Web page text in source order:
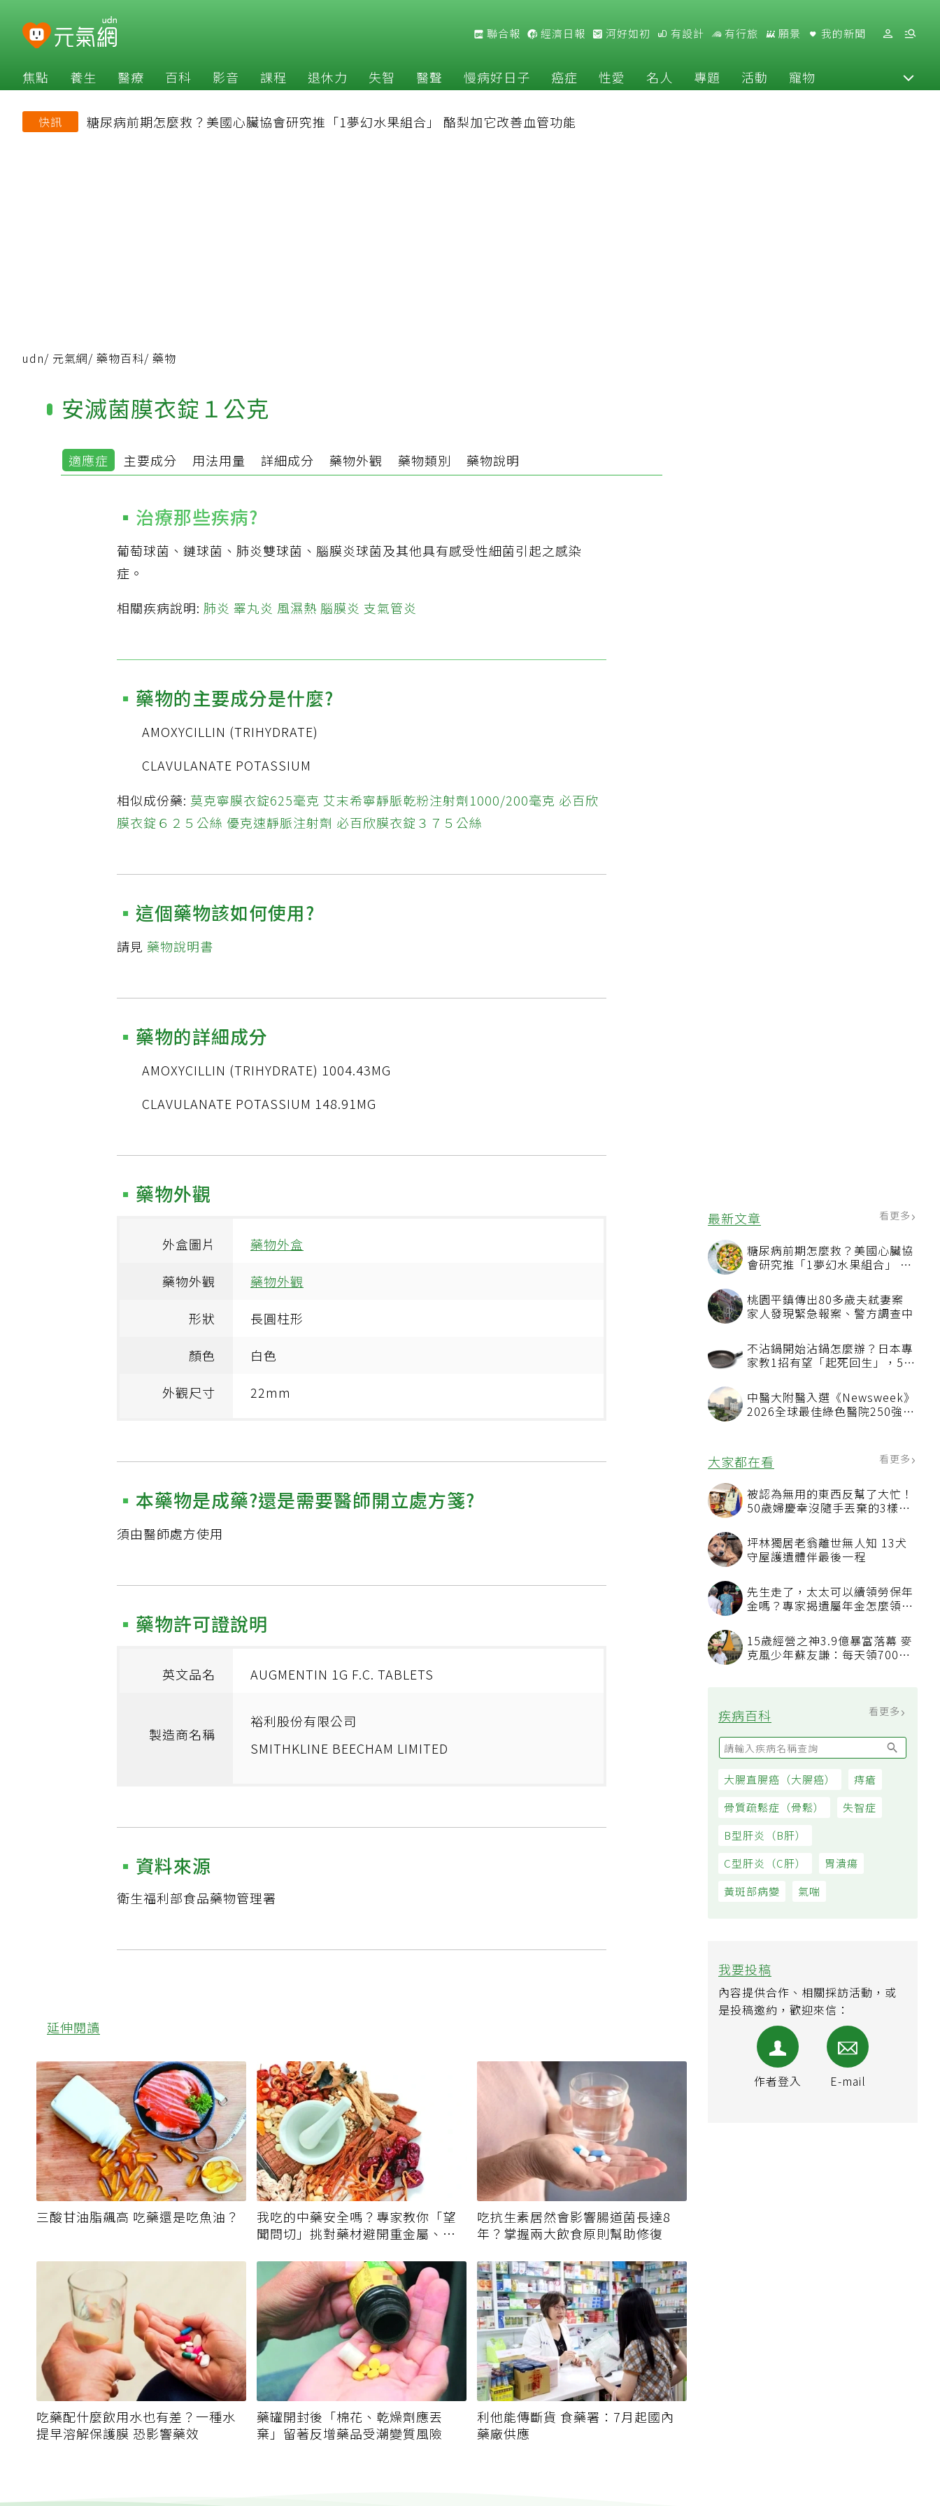
聯合報 經濟日報 河好如初 有設計 有行旅 願景 我的新聞
焦點 養生 醫療 百科 影音 課程 退休力 失智 醫聲 慢病好日子 癌症 性愛 名人 專題 活動 寵物
快訊 糖尿病前期怎麼救？美國心臟協會研究推「1夢幻水果組合」 酪梨加它改善血管功能
最新文章 看更多
糖尿病前期怎麼救？美國心臟協
會研究推「1夢幻水果組合」 酪
桃園平鎮傳出80多歲夫弒妻案
家人發現緊急報案、警方調查中
不沾鍋開始沾鍋怎麼辦？日本專
家教1招有望「起死回生」，5情
中醫大附醫入選《Newsweek》
2026全球最佳綠色醫院250強
大家都在看 看更多
被認為無用的東西反幫了大忙！
50歲婦慶幸沒隨手丟棄的3樣物
坪林獨居老翁離世無人知 13犬
守屋護遺體伴最後一程
先生走了，太太可以續領勞保年
金嗎？專家揭遺屬年金怎麼領，
15歲經營之神3.9億暴富落幕 麥
克風少年蘇友謙：每天領700元
疾病百科 看更多
大腸直腸癌（大腸癌）
痔瘡
骨質疏鬆症（骨鬆）
失智症
B型肝炎（B肝）
C型肝炎（C肝）
胃潰瘍
黃斑部病變
氣喘
我要投稿
內容提供合作、相關採訪活動，或
是投稿邀約，歡迎來信：
作者登入 E-mail
udn/ 元氣網/ 藥物百科/ 藥物
安滅菌膜衣錠１公克
適應症 主要成分 用法用量 詳細成分 藥物外觀 藥物類別 藥物說明
治療那些疾病?
葡萄球菌、鏈球菌、肺炎雙球菌、腦膜炎球菌及其他具有感受性細菌引起之感染
症。
相關疾病說明: 肺炎 睪丸炎 風濕熱 腦膜炎 支氣管炎
藥物的主要成分是什麼?
AMOXYCILLIN (TRIHYDRATE)
CLAVULANATE POTASSIUM
相似成份藥: 莫克寧膜衣錠625毫克 艾末希寧靜脈乾粉注射劑1000/200毫克 必百欣
膜衣錠６２５公絲 優克速靜脈注射劑 必百欣膜衣錠３７５公絲
這個藥物該如何使用?
請見 藥物說明書
藥物的詳細成分
AMOXYCILLIN (TRIHYDRATE) 1004.43MG
CLAVULANATE POTASSIUM 148.91MG
藥物外觀
外盒圖片 藥物外盒
藥物外觀 藥物外觀
形狀 長圓柱形
顏色 白色
外觀尺寸 22mm
本藥物是成藥?還是需要醫師開立處方箋?
須由醫師處方使用
藥物許可證說明
英文品名 AUGMENTIN 1G F.C. TABLETS
製造商名稱
裕利股份有限公司
SMITHKLINE BEECHAM LIMITED
資料來源
衛生福利部食品藥物管理署
延伸閱讀
三酸甘油脂飆高 吃藥還是吃魚油？
我吃的中藥安全嗎？專家教你「望
聞問切」挑對藥材避開重金屬、發
吃抗生素居然會影響腸道菌長達8
年？掌握兩大飲食原則幫助修復
吃藥配什麼飲用水也有差？一種水
提早溶解保護膜 恐影響藥效
藥罐開封後「棉花、乾燥劑應丟
棄」留著反增藥品受潮變質風險
利他能傳斷貨 食藥署：7月起國內
藥廠供應